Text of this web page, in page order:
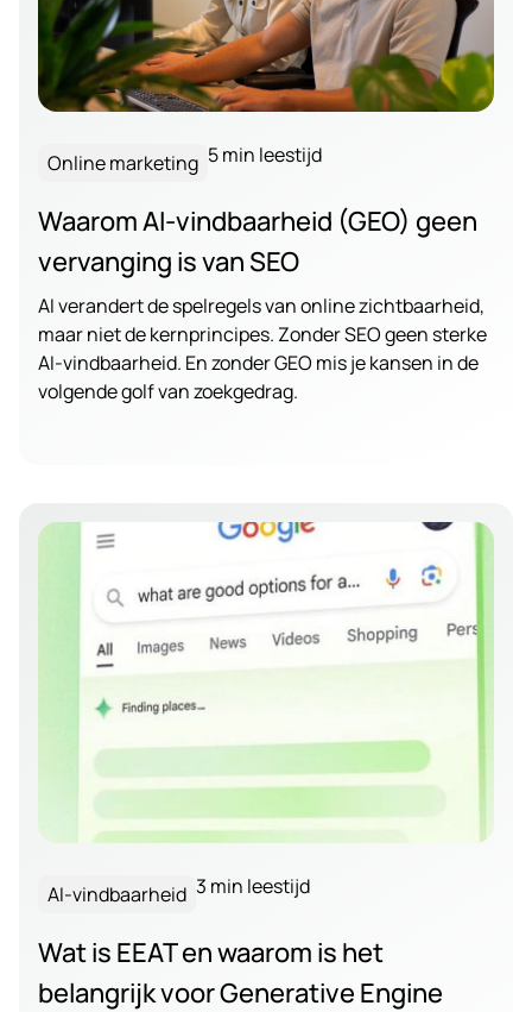
Online marketing 5 min leestijd
Waarom AI-vindbaarheid (GEO) geen
vervanging is van SEO
AI verandert de spelregels van online zichtbaarheid,
maar niet de kernprincipes. Zonder SEO geen sterke
AI-vindbaarheid. En zonder GEO mis je kansen in de
volgende golf van zoekgedrag.
AI-vindbaarheid 3 min leestijd
Wat is EEAT en waarom is het
belangrijk voor Generative Engine